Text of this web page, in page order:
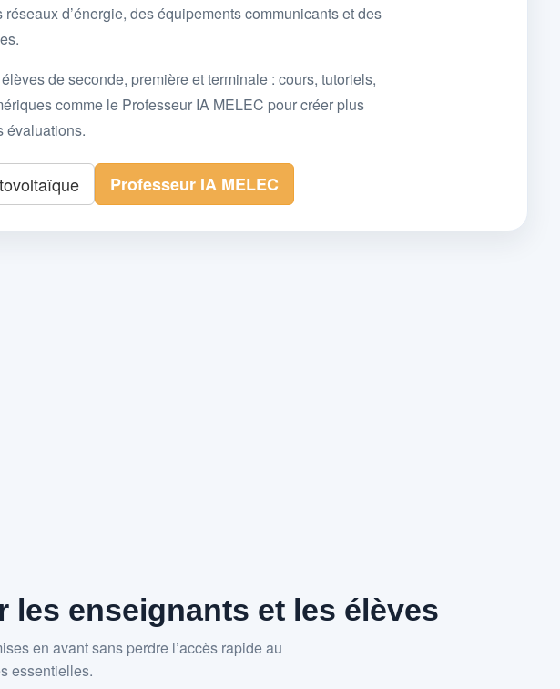
d’énergie, des équipements communicants et des
de seconde, première et terminale : cours, tutoriels,
comme le Professeur IA MELEC pour créer plus
évaluations.
Professeur IA MELEC
les enseignants et les élèves
en avant sans perdre l’accès rapide au
essentielles.